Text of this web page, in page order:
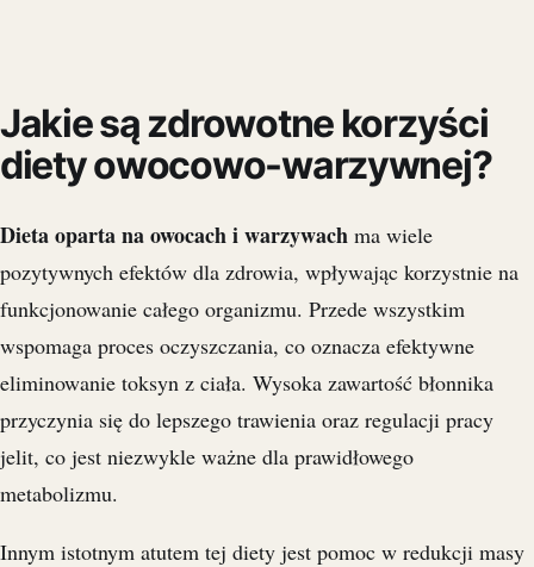
Jakie są zdrowotne korzyści
diety owocowo-warzywnej?
Dieta oparta na owocach i warzywach ma wiele
pozytywnych efektów dla zdrowia, wpływając korzystnie na
funkcjonowanie całego organizmu. Przede wszystkim
wspomaga proces oczyszczania, co oznacza efektywne
eliminowanie toksyn z ciała. Wysoka zawartość błonnika
przyczynia się do lepszego trawienia oraz regulacji pracy
jelit, co jest niezwykle ważne dla prawidłowego
metabolizmu.
Innym istotnym atutem tej diety jest pomoc w redukcji masy